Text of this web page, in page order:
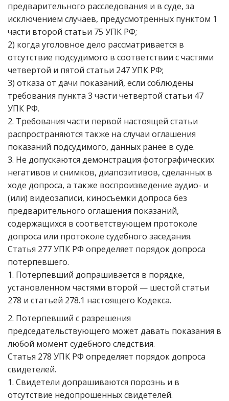
предварительного расследования и в суде, за
исключением случаев, предусмотренных пунктом 1
части второй статьи 75 УПК РФ;
2) когда уголовное дело рассматривается в
отсутствие подсудимого в соответствии с частями
четвертой и пятой статьи 247 УПК РФ;
3) отказа от дачи показаний, если соблюдены
требования пункта 3 части четвертой статьи 47
УПК РФ.
2. Требования части первой настоящей статьи
распространяются также на случаи оглашения
показаний подсудимого, данных ранее в суде.
3. Не допускаются демонстрация фотографических
негативов и снимков, диапозитивов, сделанных в
ходе допроса, а также воспроизведение аудио- и
(или) видеозаписи, киносъемки допроса без
предварительного оглашения показаний,
содержащихся в соответствующем протоколе
допроса или протоколе судебного заседания.
Статья 277 УПК РФ определяет порядок допроса
потерпевшего.
1. Потерпевший допрашивается в порядке,
установленном частями второй — шестой статьи
278 и статьей 278.1 настоящего Кодекса.
2. Потерпевший с разрешения
председательствующего может давать показания в
любой момент судебного следствия.
Статья 278 УПК РФ определяет порядок допроса
свидетелей.
1. Свидетели допрашиваются порознь и в
отсутствие недопрошенных свидетелей.